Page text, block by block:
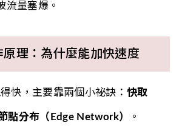
流量塞爆。
原理：為什麼能加快速度
快，主要靠兩個小祕訣：快取
點分布（Edge Network） 。